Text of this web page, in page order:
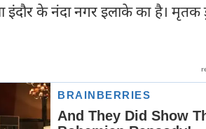
के नंदा नगर इलाके का है। मृतक